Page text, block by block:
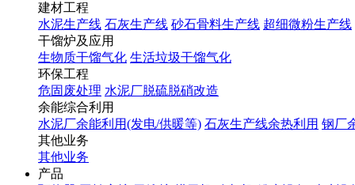
建材工程
水泥生产线 石灰生产线 砂石骨料生产线 超细微粉生产线
干馏炉及应用
生物质干馏气化 生活垃圾干馏气化
环保工程
危固废处理 水泥厂脱硫脱硝改造
余能综合利用
水泥厂余能利用(发电/供暖等) 石灰生产线余热利用 钢厂
其他业务
其他业务
产品